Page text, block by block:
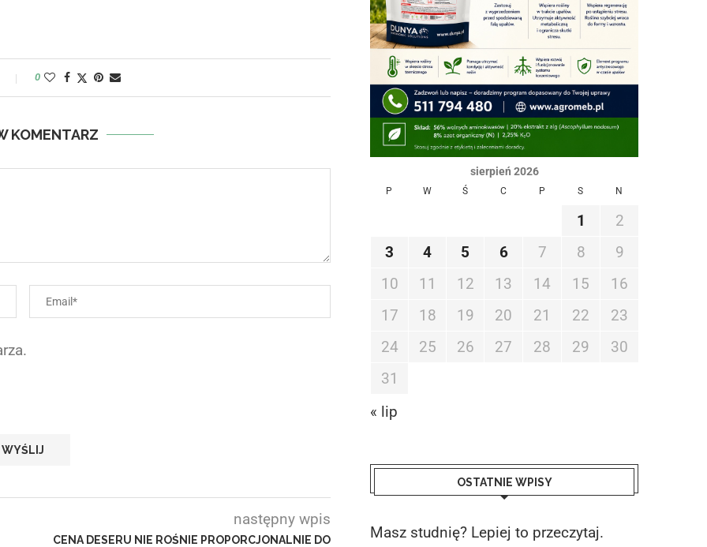
0
KOMENTARZ
następny wpis
CENA DESERU NIE ROŚNIE PROPORCJONALNIE DO
sierpień 2026
P W Ś C P S N
1
2
3
4 5 6 7 8
9
10
11 12 13 14 15
16
17
18 19 20 21 22
23
24
25 26 27 28 29
30
31
« lip
OSTATNIE WPISY
Masz studnię? Lepiej to przeczytaj.